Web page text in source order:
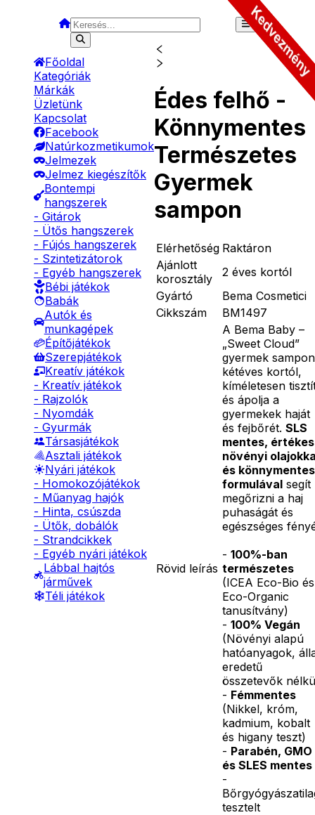
Főoldal
Kategóriák
Márkák
Üzletünk
Kapcsolat
Facebook
Natúrkozmetikumok
Jelmezek
Jelmez kiegészítők
Bontempi
hangszerek
- Gitárok
- Ütős hangszerek
- Fújós hangszerek
- Szintetizátorok
- Egyéb hangszerek
Bébi játékok
Babák
Autók és
munkagépek
Építőjátékok
Szerepjátékok
Kreatív játékok
- Kreatív játékok
- Rajzolók
- Nyomdák
- Gyurmák
Társasjátékok
Asztali játékok
Nyári játékok
- Homokozójátékok
- Műanyag hajók
- Hinta, csúszda
- Ütők, dobálók
- Strandcikkek
- Egyéb nyári játékok
Lábbal hajtós
járművek
Téli játékok
Édes felhő -
Könnymentes
Természetes
Gyermek
sampon
Elérhetőség Raktáron
Ajánlott
korosztály
2 éves kortól
Gyártó
Bema Cosmetici
Cikkszám
BM1497
Rövid leírás
A Bema Baby –
„Sweet Cloud”
gyermek sampon
kétéves kortól,
kíméletesen
és ápolja a
gyermekek haját
és fejbőrét. SLS
mentes, értékes
növényi
és könnymentes
formulával segít
megőrizni a haj
puhaságát és
egészséges
- 100%-ban
természetes
(ICEA Eco-Bio és
Eco-Organic
tanusítvány)
- 100% Vegán
(Növényi alapú
hatóanyagok,
eredetű
összetevők
- Fémmentes
(Nikkel, króm,
kadmium, kobalt
és higany teszt)
- Parabén, GMO
és SLES mentes
-
tesztelt